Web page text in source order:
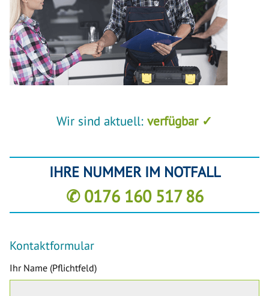
Wir sind aktuell: verfügbar ✓
IHRE NUMMER IM NOTFALL
✆ 0176 160 517 86
Kontaktformular
Ihr Name (Pflichtfeld)